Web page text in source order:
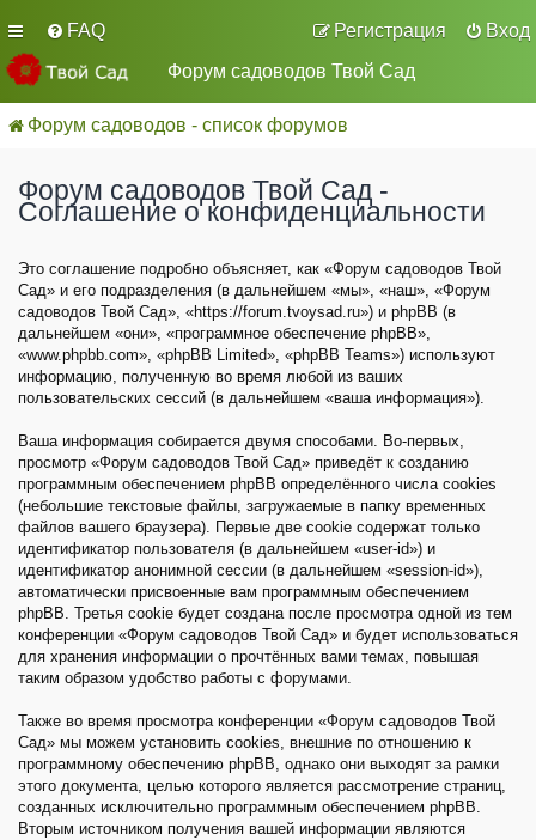
FAQ Вход
Регистрация
Форум садоводов Твой Сад
Форум садоводов - список форумов
Форум садоводов Твой Сад -
Соглашение о конфиденциальности
Это соглашение подробно объясняет, как «Форум садоводов Твой
Сад» и его подразделения (в дальнейшем «мы», «наш», «Форум
садоводов Твой Сад», «https://forum.tvoysad.ru») и phpBB (в
дальнейшем «они», «программное обеспечение phpBB»,
«www.phpbb.com», «phpBB Limited», «phpBB Teams») используют
информацию, полученную во время любой из ваших
пользовательских сессий (в дальнейшем «ваша информация»).
Ваша информация собирается двумя способами. Во-первых,
просмотр «Форум садоводов Твой Сад» приведёт к созданию
программным обеспечением phpBB определённого числа cookies
(небольшие текстовые файлы, загружаемые в папку временных
файлов вашего браузера). Первые две cookie содержат только
идентификатор пользователя (в дальнейшем «user-id») и
идентификатор анонимной сессии (в дальнейшем «session-id»),
автоматически присвоенные вам программным обеспечением
phpBB. Третья cookie будет создана после просмотра одной из тем
конференции «Форум садоводов Твой Сад» и будет использоваться
для хранения информации о прочтённых вами темах, повышая
таким образом удобство работы с форумами.
Также во время просмотра конференции «Форум садоводов Твой
Сад» мы можем установить cookies, внешние по отношению к
программному обеспечению phpBB, однако они выходят за рамки
этого документа, целью которого является рассмотрение страниц,
созданных исключительно программным обеспечением phpBB.
Вторым источником получения вашей информации являются